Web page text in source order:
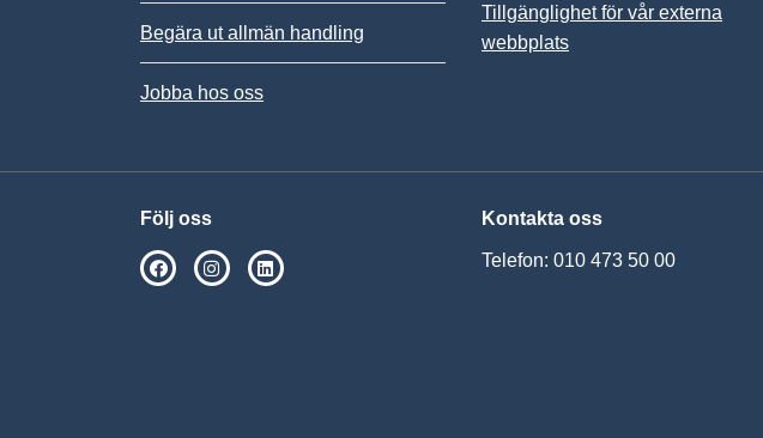
Begära ut allmän handling
Jobba hos oss
Tillgänglighet för vår externa
webbplats
Följ oss
SPSM på Facebook
SPSM på Instagram
Kontakta oss
Telefon: 010 473 50 00